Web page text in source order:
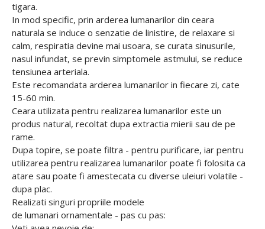
tigara.
In mod specific, prin arderea lumanarilor din ceara
naturala se induce o senzatie de linistire, de relaxare si
calm, respiratia devine mai usoara, se curata sinusurile,
nasul infundat, se previn simptomele astmului, se reduce
tensiunea arteriala.
Este recomandata arderea lumanarilor in fiecare zi, cate
15-60 min.
Ceara utilizata pentru realizarea lumanarilor este un
produs natural, recoltat dupa extractia mierii sau de pe
rame.
Dupa topire, se poate filtra - pentru purificare, iar pentru
utilizarea pentru realizarea lumanarilor poate fi folosita ca
atare sau poate fi amestecata cu diverse uleiuri volatile -
dupa plac.
Realizati singuri propriile modele
de lumanari ornamentale - pas cu pas: